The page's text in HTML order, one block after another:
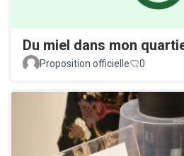
Du miel dans mon
Proposition officielle
0